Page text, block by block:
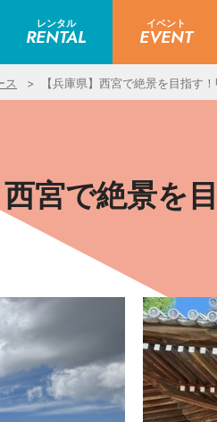
レンタル
RENTAL
イベント
EVENT
ス 【兵庫県】西宮で絶景を目指す
西宮で絶景を